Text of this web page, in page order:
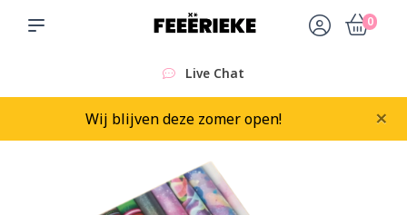
0
Live Chat
Wij blijven deze zomer open! ×